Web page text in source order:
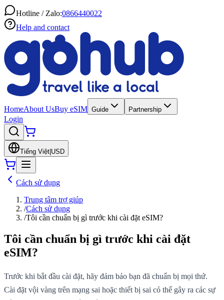
Hotline / Zalo:0866440022
Help and contact
HomeAbout UsBuy eSIM Guide Partnership
Login
Tiếng Việt USD
Cách sử dụng
Trung tâm trợ giúp
/Cách sử dụng
/Tôi cần chuẩn bị gì trước khi cài đặt eSIM?
Tôi cần chuẩn bị gì trước khi cài đặt
eSIM?
Trước khi bắt đầu cài đặt, hãy đảm bảo bạn đã chuẩn bị mọi thứ.
Cài đặt vội vàng trên mạng sai hoặc thiết bị sai có thể gây ra các sự